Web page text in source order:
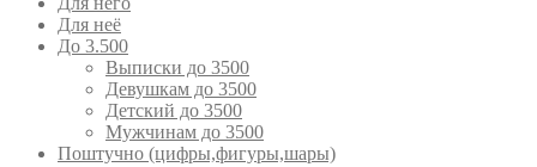
Для неё
До 3.500
Выписки до 3500
Девушкам до 3500
Детский до 3500
Мужчинам до 3500
Поштучно (цифры,фигуры,шары)